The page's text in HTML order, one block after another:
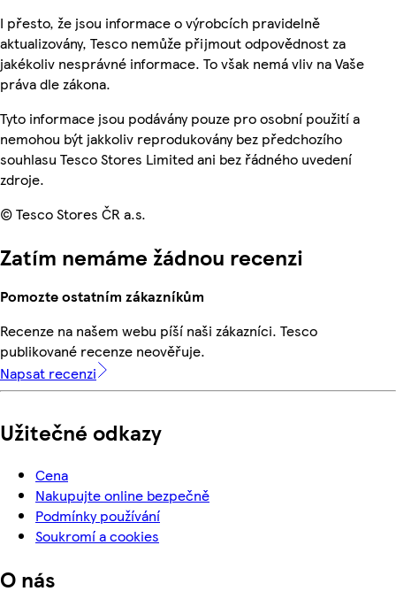
I přesto, že jsou informace o výrobcích pravidelně
aktualizovány, Tesco nemůže přijmout odpovědnost za
jakékoliv nesprávné informace. To však nemá vliv na Vaše
práva dle zákona.
Tyto informace jsou podávány pouze pro osobní použití a
nemohou být jakkoliv reprodukovány bez předchozího
souhlasu Tesco Stores Limited ani bez řádného uvedení
zdroje.
© Tesco Stores ČR a.s.
Zatím nemáme žádnou recenzi
Pomozte ostatním zákazníkům
Recenze na našem webu píší naši zákazníci. Tesco
publikované recenze neověřuje.
Napsat recenzi
Užitečné odkazy
Cena
Nakupujte online bezpečně
Podmínky používání
Soukromí a cookies
O nás